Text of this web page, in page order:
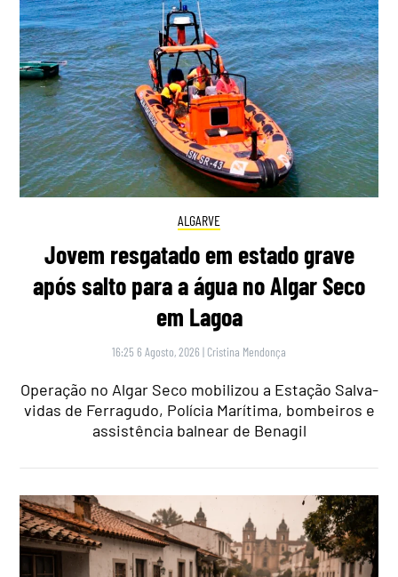
ALGARVE
Jovem resgatado em estado grave
após salto para a água no Algar Seco
em Lagoa
16:25 6 Agosto, 2026 | Cristina Mendonça
Operação no Algar Seco mobilizou a Estação Salva-
vidas de Ferragudo, Polícia Marítima, bombeiros e
assistência balnear de Benagil